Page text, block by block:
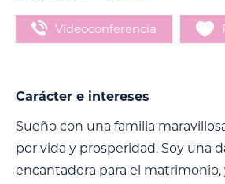
Videoconferencia
Carácter e intereses
Sueño con una familia
por vida y prosperidad. Soy una
encantadora para el matrimonio,